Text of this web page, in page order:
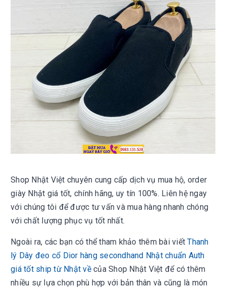
Shop Nhật Việt chuyên cung cấp dịch vụ mua hộ, order
giày Nhật giá tốt, chính hãng, uy tín 100%. Liên hệ ngay
với chúng tôi để được tư vấn và mua hàng nhanh chóng
với chất lượng phục vụ tốt nhất.
Ngoài ra, các bạn có thể tham khảo thêm bài viếtThanh
lý Dây đeo cổ Dior hàng secondhand Nhật chuẩn Auth
giá tốt ship từ Nhật về của Shop Nhật Việt để có thêm
nhiều sự lựa chọn phù hợp với bản thân và cũng là món